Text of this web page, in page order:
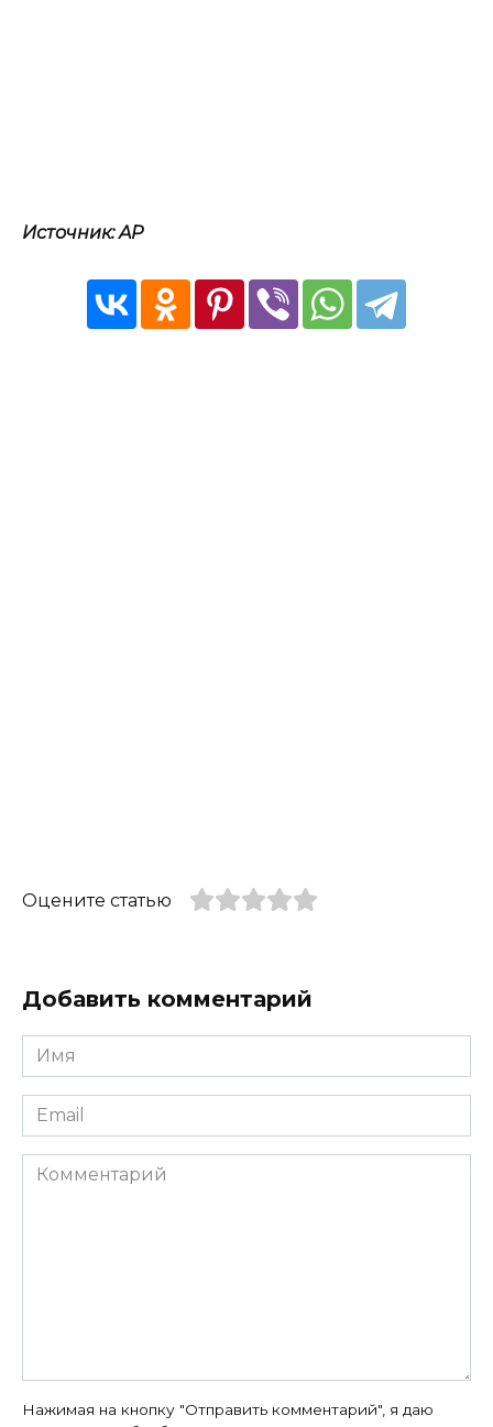
Источник: AP
Оцените статью
Добавить комментарий
Имя
*
Email
*
Комментарий
Нажимая на кнопку "Отправить комментарий", я даю